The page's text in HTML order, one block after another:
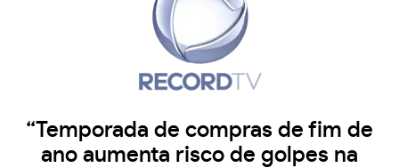
“Temporada de compras de fim de
ano aumenta risco de golpes na